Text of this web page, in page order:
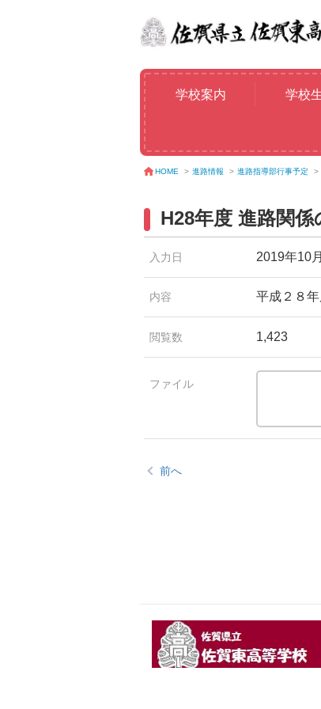
学校案内 学校
HOME > 進路情報 > 進路指導部行事予定 >
H28年度 進路関
入力日 2019年10
内容 平成２８
閲覧数 1,423
ファイル
前へ